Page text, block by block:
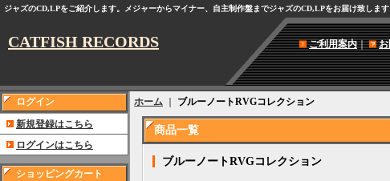
ジャズのCD,LPをご紹介します。メジャーからマイナー、自主制作盤までジャズのCD,LPをお届け致します
CATFISH RECORDS ご利用案内｜
ログイン
新規登録はこちら
ログインはこちら
ショッピングカート
ホーム ブルーノートRVGコレクション
商品一覧
ブルーノートRVGコレクション